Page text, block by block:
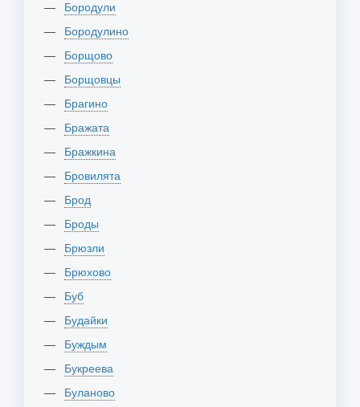
Бородули
Бородулино
Борщово
Борщовцы
Брагино
Бражата
Бражкина
Бровилята
Брод
Броды
Брюзли
Брюхово
Буб
Будайки
Буждым
Букреева
Буланово